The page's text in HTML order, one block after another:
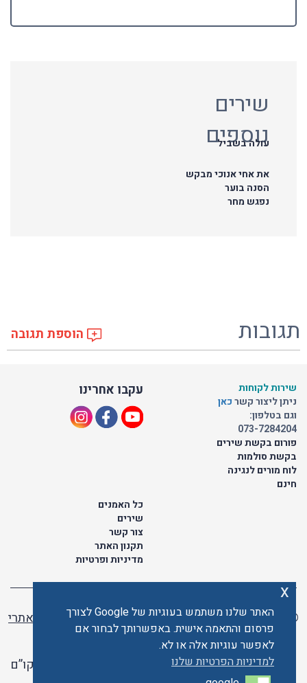
שירים
נוספים
עולה בשביל
את אחי אנוכי מבקש
הסנה בוער
נפגש מחר
תגובות הוספת תגובה
עקבו אחרינו
שירות לקוחות
ניתן ליצור קשרכאן
וגם בטלפון:
073-7284204
פורום בקשת שירים
בקשת סולמות
לוח מורים לנגינה
חינם
כל האמנים
שירים
צור קשר
תקנון האתר
מדיניות ופרטיות
© כל הזכויות שמורות לתו ישראלי | ליאור מזור -
בניית אתרי
וורדפרס
האתר פועל ברשיון אקו”ם
האתר שלנו משתמש בעוגיות של Google לצורך
פרסום והתאמה אישית. באפשרותך לבחור אם
לאפשר עוגיות אלה או לא.
למדיניות הפרטיות שלנו
x